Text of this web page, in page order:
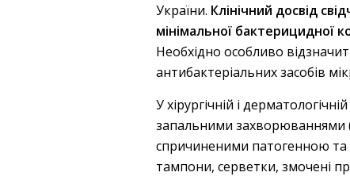
України. Клінічний досвід
мінімальної бактерицидної
Необхідно особливо
антибактеріальних засобів
У хірургічній і
запальними захворюваннями
спричиненими патогенною
тампони, серветки, змочені